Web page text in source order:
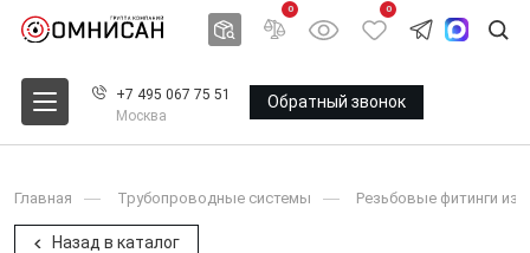
0 0
+7 495 067 75 51
Москва
Обратный звонок
Главная Трубопроводные системы Резьбовые фитинги из
Назад в каталог